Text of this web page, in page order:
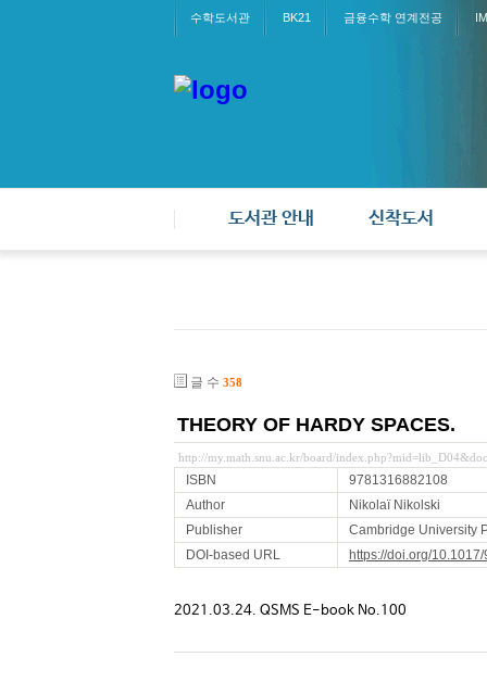
수학도서관 BK21 금융수학 연계전공
도서관 안내 신착도서
글 수 358
THEORY OF HARDY SPACES.
http://my.math.snu.ac.kr/board/
ISBN
9781316882108
Author
Nikolaï Nikolski
Publisher
Cambridge University
DOI-based URL
https://doi.org/
2021.03.24. QSMS E-book No.100